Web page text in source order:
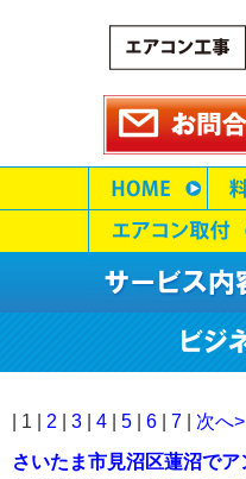
| 1 | 2 3 4 5 6 7
次へ>
さいたま市見沼区蓮沼で